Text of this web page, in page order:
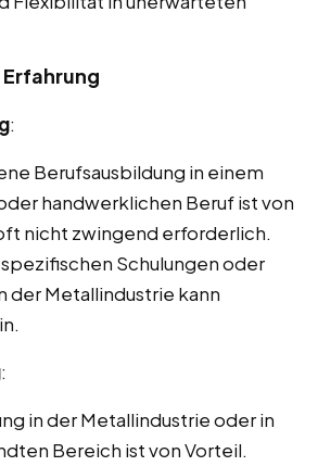
:
Berufsausbildung in einem
handwerklichen Beruf ist von
nicht zwingend erforderlich.
Schulungen oder
der Metallindustrie kann
:
in der Metallindustrie oder in
Bereich ist von Vorteil.